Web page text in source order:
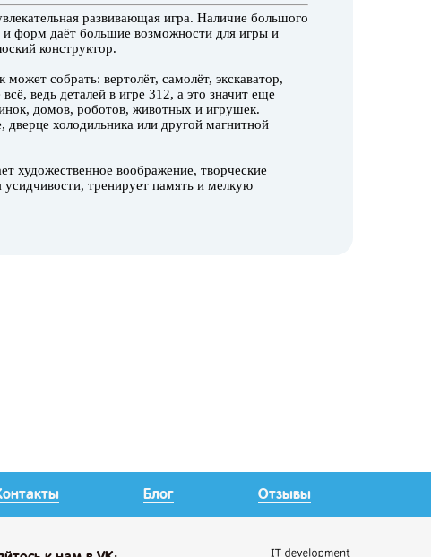
развивающая игра. Наличие большого
и форм даёт большие возможности для игры и
конструктор.
собрать: вертолёт, самолёт, экскаватор,
ведь деталей в игре 312, а это значит еще
домов, роботов, животных и игрушек.
холодильника или другой магнитной
художественное воображение, творческие
усидчивости, тренирует память и мелкую
Блог Отзывы